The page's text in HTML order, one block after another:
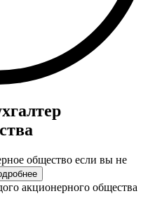
общество если вы не
акционерного общества